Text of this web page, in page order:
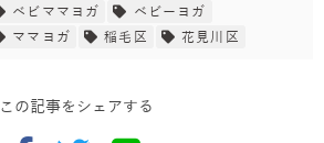
ベビママヨガ
ベビーヨガ
ママヨガ
稲毛区 花見川区
この記事をシェアする